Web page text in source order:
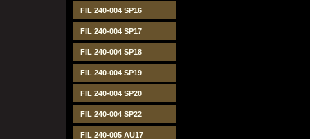
FIL 240-004 SP16
FIL 240-004 SP17
FIL 240-004 SP18
FIL 240-004 SP19
FIL 240-004 SP20
FIL 240-004 SP22
FIL 240-005 AU17